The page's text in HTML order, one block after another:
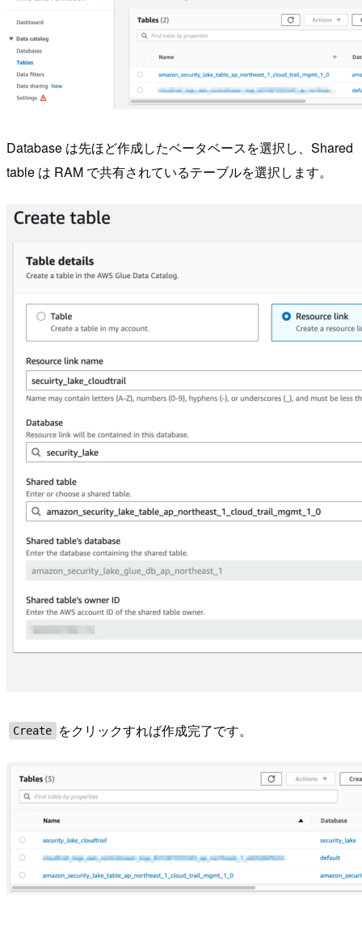
Database は先ほど作成したベータベースを選択し、Shared
table は RAM で共有されているテーブルを選択します。
Create をクリックすれば作成完了です。